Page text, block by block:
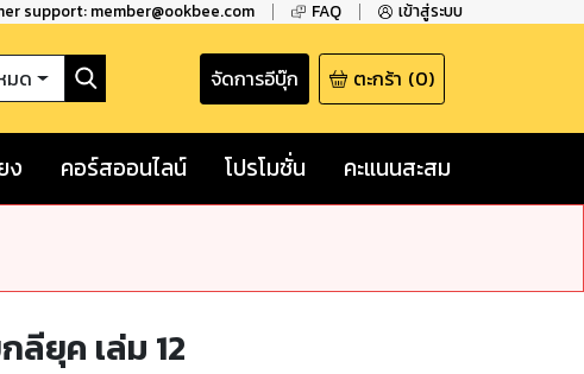
support: member@ookbee.com FAQ เข้าสู่ระบบ
มด จัดการอีบุ๊ก ตะกร้า (0)
ง คอร์สออนไลน์ โปรโมชั่น คะแนนสะสม
ลียุค เล่ม 12